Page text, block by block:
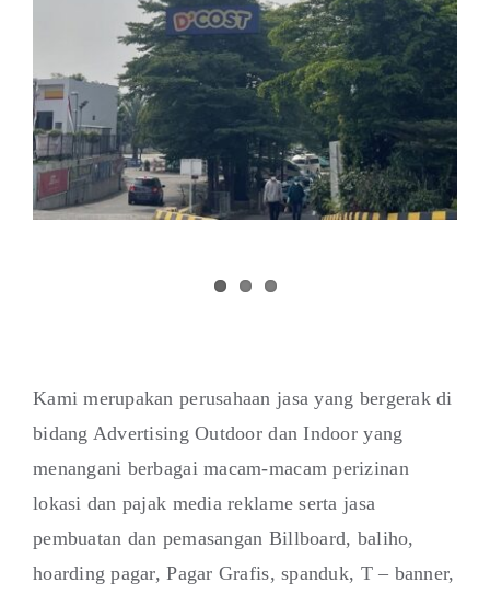
Kami merupakan perusahaan jasa yang bergerak di
bidang Advertising Outdoor dan Indoor yang
menangani berbagai macam-macam perizinan
lokasi dan pajak media reklame serta jasa
pembuatan dan pemasangan Billboard, baliho,
hoarding pagar, Pagar Grafis, spanduk, T – banner,